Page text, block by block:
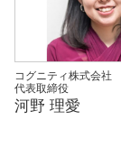
コグニティ株式会社
代表取締役
河野 理愛